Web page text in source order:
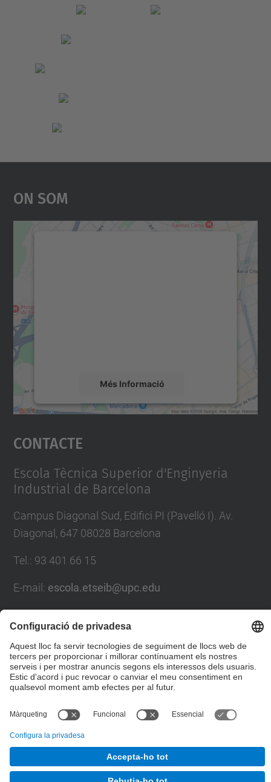
On Som
Més Informació
Accepta
powered by
Contacte
Escola Tècnica Superior d'Enginyeria
Industrial de Barcelona
Campus Diagonal Sud, Edifici PI (Pavelló I). Av.
Diagonal, 647 08028 Barcelona
Tel. : 93 401 66 15
E-mail: escola.etseib@upc.edu
Formulari de contacte
© UPCEscola Tècnica Superior d'Enginyeria Industrial de
Desenvolupat amb